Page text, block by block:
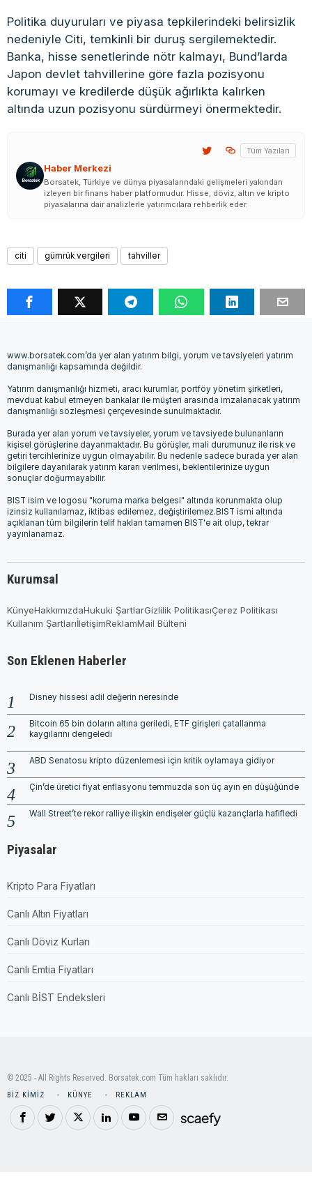
Politika duyuruları ve piyasa tepkilerindeki belirsizlik
nedeniyle Citi, temkinli bir duruş sergilemektedir.
Banka, hisse senetlerinde nötr kalmayı, Bund’larda
Japon devlet tahvillerine göre fazla pozisyonu
korumayı ve kredilerde düşük ağırlıkta kalırken
altında uzun pozisyonu sürdürmeyi önermektedir.​
Haber Merkezi
Tüm Yazıları
Borsatek, Türkiye ve dünya piyasalarındaki gelişmeleri yakından
izleyen bir finans haber platformudur. Hisse, döviz, altın ve kripto
piyasalarına dair analizlerle yatırımcılara rehberlik eder.
citi gümrük vergileri tahviller
www.borsatek.com’da yer alan yatırım bilgi, yorum ve tavsiyeleri yatırım
danışmanlığı kapsamında değildir.
Yatırım danışmanlığı hizmeti, aracı kurumlar, portföy yönetim şirketleri,
mevduat kabul etmeyen bankalar ile müşteri arasında imzalanacak yatırım
danışmanlığı sözleşmesi çerçevesinde sunulmaktadır.
Burada yer alan yorum ve tavsiyeler, yorum ve tavsiyede bulunanların
kişisel görüşlerine dayanmaktadır. Bu görüşler, mali durumunuz ile risk ve
getiri tercihlerinize uygun olmayabilir. Bu nedenle sadece burada yer alan
bilgilere dayanılarak yatırım kararı verilmesi, beklentilerinize uygun
sonuçlar doğurmayabilir.
BIST isim ve logosu "koruma marka belgesi" altında korunmakta olup
izinsiz kullanılamaz, iktibas edilemez, değiştirilemez.BIST ismi altında
açıklanan tüm bilgilerin telif hakları tamamen BIST'e ait olup, tekrar
yayınlanamaz.
Kurumsal
KünyeHakkımızdaHukuki ŞartlarGizlilik PolitikasıÇerez Politikası
Kullanım ŞartlarıİletişimReklamMail Bülteni
Son Eklenen Haberler
Disney hissesi adil değerin neresinde
Bitcoin 65 bin doların altına geriledi, ETF girişleri çatallanma
kaygılarını dengeledi
ABD Senatosu kripto düzenlemesi için kritik oylamaya gidiyor
Çin’de üretici fiyat enflasyonu temmuzda son üç ayın en düşüğünde
Wall Street’te rekor ralliye ilişkin endişeler güçlü kazançlarla hafifledi
Piyasalar
Kripto Para Fiyatları
Canlı Altın Fiyatları
Canlı Döviz Kurları
Canlı Emtia Fiyatları
Canlı BİST Endeksleri
© 2025 - All Rights Reserved. Borsatek.com Tüm hakları saklıdır.
BIZ KIMIZ KÜNYE REKLAM